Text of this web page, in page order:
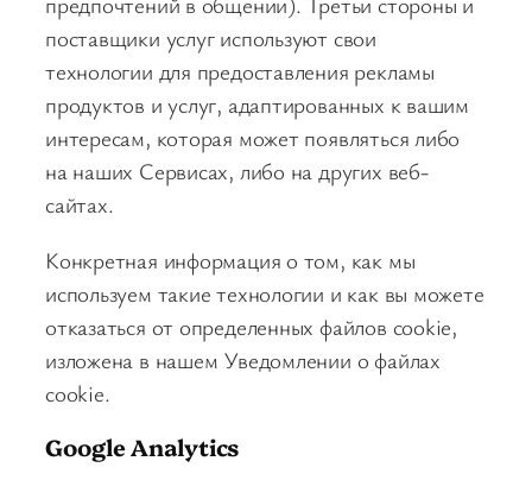
поставщики услуг используют свои
технологии для предоставления рекламы
продуктов и услуг, адаптированных к вашим
интересам, которая может появляться либо
на наших Сервисах, либо на других веб-
сайтах.
Конкретная информация о том, как мы
используем такие технологии и как вы можете
отказаться от определенных файлов cookie,
изложена в нашем Уведомлении о файлах
cookie.
Google Analytics